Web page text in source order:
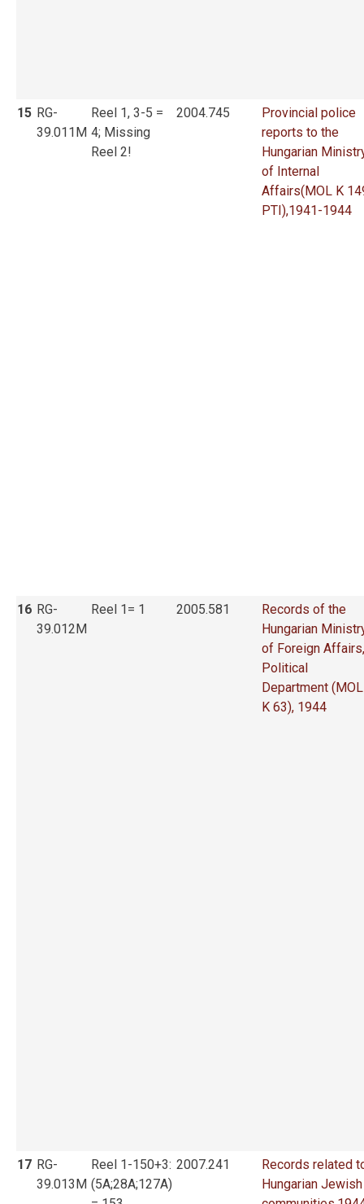
15 RG-
39.011M
Reel 1, 3-5 =
4; Missing
Reel 2!
2004.745
Provincial police
reports to the
Hungarian
of Internal
Affairs(MOL K
PTI),1941-1944
16 RG-
39.012M
Reel 1= 1 2005.581
Records of the
Hungarian
of Foreign Affairs,
Political
Department (MOL
K 63), 1944
17 RG-
39.013M
Reel 1-150+3:
(5A;28A;127A)
2007.241
Records related
Hungarian Jewish